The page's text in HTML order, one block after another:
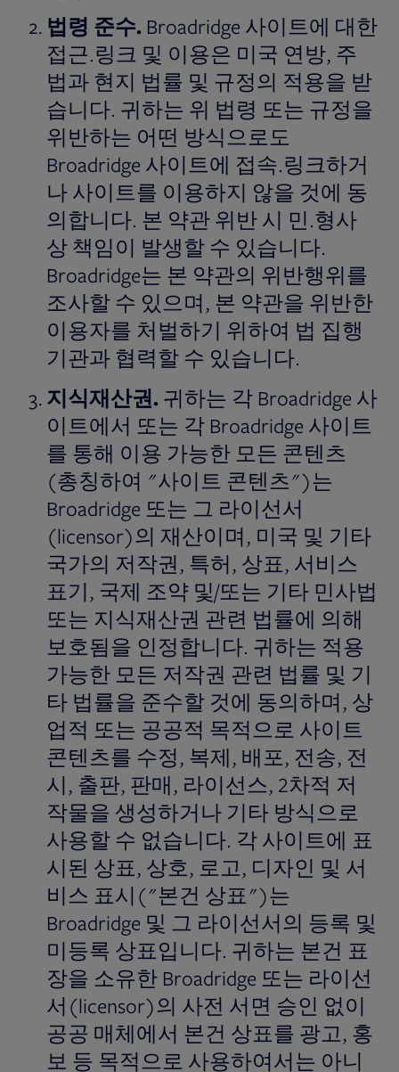
법령 준수. Broadridge 사이트에 대한
접근.링크 및 이용은 미국 연방, 주
법과 현지 법률 및 규정의 적용을 받
습니다. 귀하는 위 법령 또는 규정을
위반하는 어떤 방식으로도
Broadridge 사이트에 접속.링크하거
나 사이트를 이용하지 않을 것에 동
의합니다. 본 약관 위반 시 민.형사
상 책임이 발생할 수 있습니다.
Broadridge는 본 약관의 위반행위를
조사할 수 있으며, 본 약관을 위반한
이용자를 처벌하기 위하여 법 집행
기관과 협력할 수 있습니다.
지식재산권. 귀하는 각 Broadridge 사
이트에서 또는 각 Broadridge 사이트
를 통해 이용 가능한 모든 콘텐츠
(총칭하여 "사이트 콘텐츠")는
Broadridge 또는 그 라이선서
(licensor)의 재산이며, 미국 및 기타
국가의 저작권, 특허, 상표, 서비스
표기, 국제 조약 및/또는 기타 민사법
또는 지식재산권 관련 법률에 의해
보호됨을 인정합니다. 귀하는 적용
가능한 모든 저작권 관련 법률 및 기
타 법률을 준수할 것에 동의하며, 상
업적 또는 공공적 목적으로 사이트
콘텐츠를 수정, 복제, 배포, 전송, 전
시, 출판, 판매, 라이선스, 2차적 저
작물을 생성하거나 기타 방식으로
사용할 수 없습니다. 각 사이트에 표
시된 상표, 상호, 로고, 디자인 및 서
비스 표시("본건 상표")는
Broadridge 및 그 라이선서의 등록 및
미등록 상표입니다. 귀하는 본건 표
장을 소유한 Broadridge 또는 라이선
서(licensor)의 사전 서면 승인 없이
공공 매체에서 본건 상표를 광고, 홍
보 등 목적으로 사용하여서는 아니